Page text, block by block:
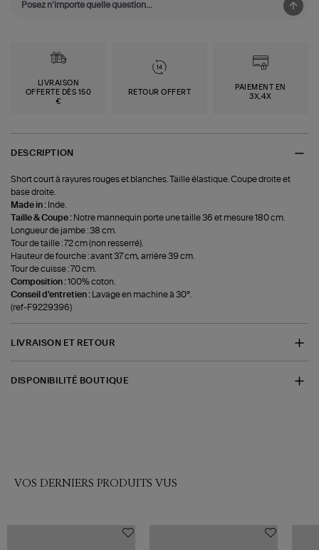
LIVRAISON
OFFERTE DÈS 150
€
RETOUR OFFERT
PAIEMENT EN
3X,4X
DESCRIPTION
Short court à rayures rouges et blanches. Taille élastique. Coupe droite et
base droite.
Made in : Inde.
Taille & Coupe : Notre mannequin porte une taille 36 et mesure 180 cm.
Longueur de jambe : 38 cm.
Tour de taille : 72 cm (non resserré).
Hauteur de fourche : avant 37 cm, arrière 39 cm.
Tour de cuisse : 70 cm.
Composition :100% coton.
Conseil d'entretien :
Lavage en machine à 30°.
(ref-F9229396)
LIVRAISON ET RETOUR
DISPONIBILITÉ BOUTIQUE
VOS DERNIERS PRODUITS VUS